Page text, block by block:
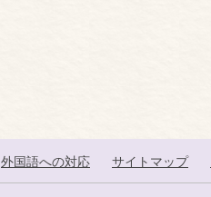
外国語への対応 サイトマップ